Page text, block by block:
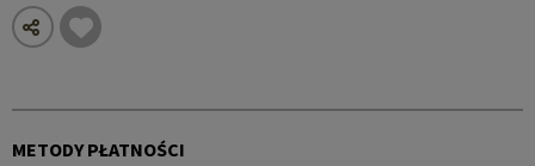
METODY PŁATNOŚCI